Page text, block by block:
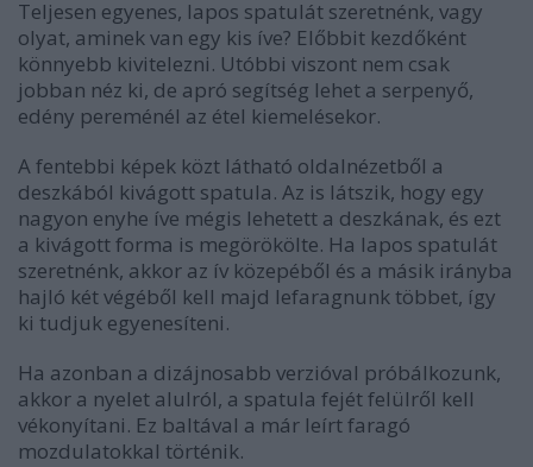
Teljesen egyenes, lapos spatulát szeretnénk, vagy
olyat, aminek van egy kis íve? Előbbit kezdőként
könnyebb kivitelezni. Utóbbi viszont nem csak
jobban néz ki, de apró segítség lehet a serpenyő,
edény pereménél az étel kiemelésekor.
A fentebbi képek közt látható oldalnézetből a
deszkából kivágott spatula. Az is látszik, hogy egy
nagyon enyhe íve mégis lehetett a deszkának, és ezt
a kivágott forma is megörökölte. Ha lapos spatulát
szeretnénk, akkor az ív közepéből és a másik irányba
hajló két végéből kell majd lefaragnunk többet, így
ki tudjuk egyenesíteni.
Ha azonban a dizájnosabb verzióval próbálkozunk,
akkor a nyelet alulról, a spatula fejét felülről kell
vékonyítani. Ez baltával a már leírt faragó
mozdulatokkal történik.